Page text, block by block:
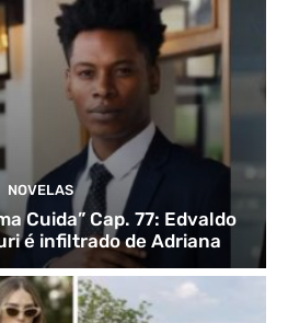
NOVELAS
Cuida” Cap. 77: Edvaldo
é infiltrado de Adriana